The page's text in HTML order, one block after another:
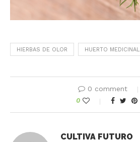
HIERBAS DE OLOR HUERTO MEDICINAL
0 comment
0
CULTIVA FUTURO